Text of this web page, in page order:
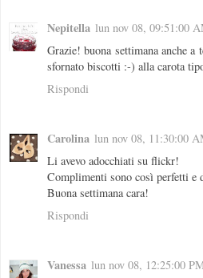
Nepitella lun nov 08, 09:51:00
Grazie! buona settimana anche
sfornato biscotti :-) alla carota
Rispondi
Carolina lun nov 08, 11:30:00
Li avevo adocchiati su flickr!
Complimenti sono così perfetti e
Buona settimana cara!
Rispondi
Vanessa lun nov 08, 12:25:00